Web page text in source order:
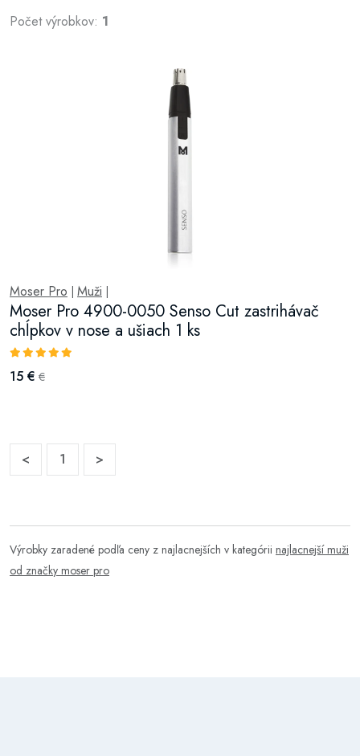
Počet výrobkov: 1
Moser Pro Muži
Moser Pro 4900-0050 Senso Cut zastrihávač
chĺpkov v nose a ušiach 1 ks
15 € €
< 1 >
Výrobky zaradené podľa ceny z najlacnejších v kategórii najlacnejší muži
od značky moser pro